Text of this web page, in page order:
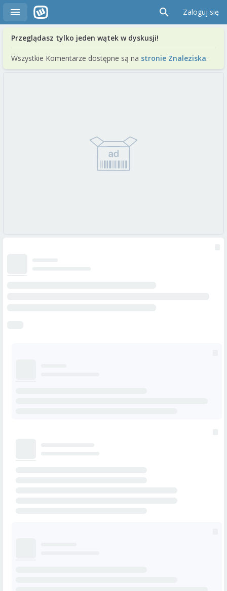
Zaloguj się
Przeglądasz tylko jeden wątek w dyskusji!
Wszystkie Komentarze dostępne są na stronie Znaleziska.